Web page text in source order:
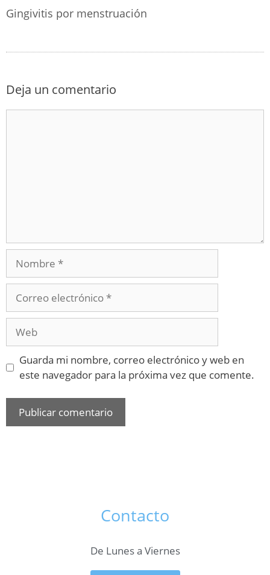
Gingivitis por menstruación
Deja un comentario
Guarda mi nombre, correo electrónico y web en
este navegador para la próxima vez que comente.
Contacto
De Lunes a Viernes